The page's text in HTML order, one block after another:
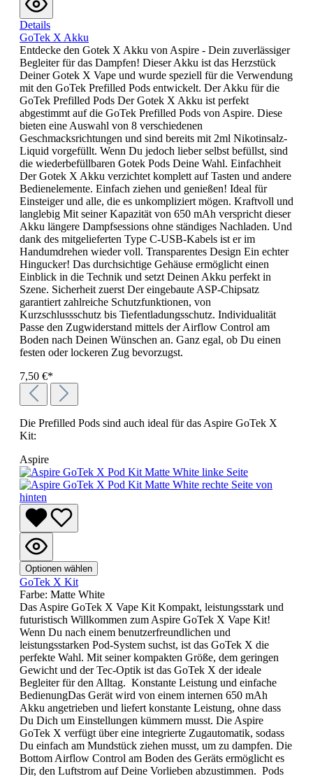
Details
GoTek X Akku
Entdecke den Gotek X Akku von Aspire - Dein zuverlässiger
Begleiter für das Dampfen! Dieser Akku ist das Herzstück
Deiner Gotek X Vape und wurde speziell für die Verwendung
mit den GoTek Prefilled Pods entwickelt. Der Akku für die
GoTek Prefilled Pods Der Gotek X Akku ist perfekt
abgestimmt auf die GoTek Prefilled Pods von Aspire. Diese
bieten eine Auswahl von 8 verschiedenen
Geschmacksrichtungen und sind bereits mit 2ml Nikotinsalz-
Liquid vorgefüllt. Wenn Du jedoch lieber selbst befüllst, sind
die wiederbefüllbaren Gotek Pods Deine Wahl. Einfachheit
Der Gotek X Akku verzichtet komplett auf Tasten und andere
Bedienelemente. Einfach ziehen und genießen! Ideal für
Einsteiger und alle, die es unkompliziert mögen. Kraftvoll und
langlebig Mit seiner Kapazität von 650 mAh verspricht dieser
Akku längere Dampfsessions ohne ständiges Nachladen. Und
dank des mitgelieferten Type C-USB-Kabels ist er im
Handumdrehen wieder voll. Transparentes Design Ein echter
Hingucker! Das durchsichtige Gehäuse ermöglicht einen
Einblick in die Technik und setzt Deinen Akku perfekt in
Szene. Sicherheit zuerst Der eingebaute ASP-Chipsatz
garantiert zahlreiche Schutzfunktionen, von
Kurzschlussschutz bis Tiefentladungsschutz. Individualität
Passe den Zugwiderstand mittels der Airflow Control am
Boden nach Deinen Wünschen an. Ganz egal, ob Du einen
festen oder lockeren Zug bevorzugst.
7,50 €*
Die Prefilled Pods sind auch ideal für das Aspire GoTek X
Kit:
Aspire
Optionen wählen
GoTek X Kit
Farbe: Matte White
Das Aspire GoTek X Vape Kit Kompakt, leistungsstark und
futuristisch Willkommen zum Aspire GoTek X Vape Kit!
Wenn Du nach einem benutzerfreundlichen und
leistungsstarken Pod-System suchst, ist das GoTek X die
perfekte Wahl. Mit seiner kompakten Größe, dem geringen
Gewicht und der Tec-Optik ist das GoTek X der ideale
Begleiter für den Alltag. Konstante Leistung und einfache
BedienungDas Gerät wird von einem internen 650 mAh
Akku angetrieben und liefert konstante Leistung, ohne dass
Du Dich um Einstellungen kümmern musst. Die Aspire
GoTek X verfügt über eine integrierte Zugautomatik, sodass
Du einfach am Mundstück ziehen musst, um zu dampfen. Die
Bottom Airflow Control am Boden des Geräts ermöglicht es
Dir, den Luftstrom auf Deine Vorlieben abzustimmen. Pods